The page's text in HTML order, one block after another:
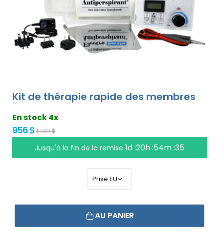
Kit de thérapie rapide des membres
En stock 4x
956 $ 1 782 $
Jusqu'à la fin de la remise 1d :20h :54m :34
AU PANIER